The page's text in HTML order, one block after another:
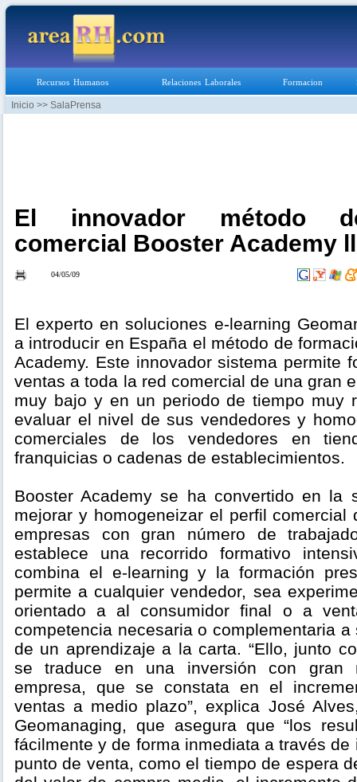
Recursos Humanos Relaciones Laborales Formacion
Inicio >> SalaPrensa
El innovador método
comercial Booster Academy
04/05/09
El experto en soluciones e-learning
a introducir en España el método de
Academy. Este innovador sistema permite
ventas a toda la red comercial de una gran
muy bajo y en un periodo de tiempo muy
evaluar el nivel de sus vendedores y
comerciales de los vendedores en
franquicias o cadenas de establecimientos.
Booster Academy se ha convertido en la
mejorar y homogeneizar el perfil comercial
empresas con gran número de
establece una recorrido formativo
combina el e-learning y la formación
permite a cualquier vendedor, sea
orientado a al consumidor final o a
competencia necesaria o complementaria
de un aprendizaje a la carta. “Ello, junto
se traduce en una inversión con gran
empresa, que se constata en el
ventas a medio plazo”, explica José
Geomanaging, que asegura que “los
fácilmente y de forma inmediata a través
punto de venta, como el tiempo de espera